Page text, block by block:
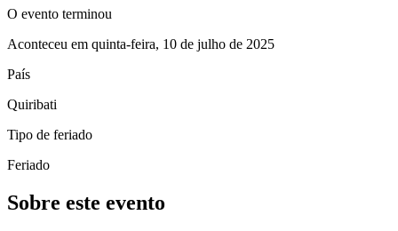
O evento terminou
Aconteceu em quinta-feira, 10 de julho de 2025
País
Quiribati
Tipo de feriado
Feriado
Sobre este evento